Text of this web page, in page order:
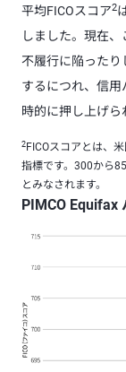
平均FICOスコア2
しました。現在
不履行に陥ったり
するにつれ、信
時的に押し上げら
2 FICOスコアとは、
指標です。300から
とみなされます。
PIMCO Equifax